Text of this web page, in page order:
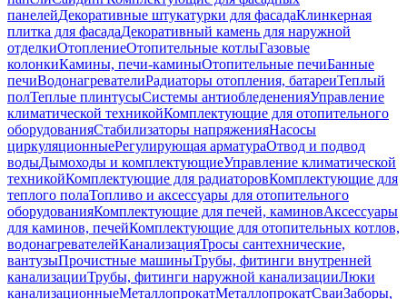
панелейДекоративные штукатурки для фасадаКлинкерная
плитка для фасадаДекоративный камень для наружной
отделкиОтоплениеОтопительные котлыГазовые
колонкиКамины, печи-каминыОтопительные печиБанные
печиВодонагревателиРадиаторы отопления, батареиТеплый
полТеплые плинтусыСистемы антиобледененияУправление
климатической техникойКомплектующие для отопительного
оборудованияСтабилизаторы напряженияНасосы
циркуляционныеРегулирующая арматураОтвод и подвод
водыДымоходы и комплектующиеУправление климатической
техникойКомплектующие для радиаторовКомплектующие для
теплого полаТопливо и аксессуары для отопительного
оборудованияКомплектующие для печей, каминовАксессуары
для каминов, печейКомплектующие для отопительных котлов,
водонагревателейКанализацияТросы сантехнические,
вантузыПрочистные машиныТрубы, фитинги внутренней
канализацииТрубы, фитинги наружной канализацииЛюки
канализационныеМеталлопрокатМеталлопрокатСваиЗаборы,